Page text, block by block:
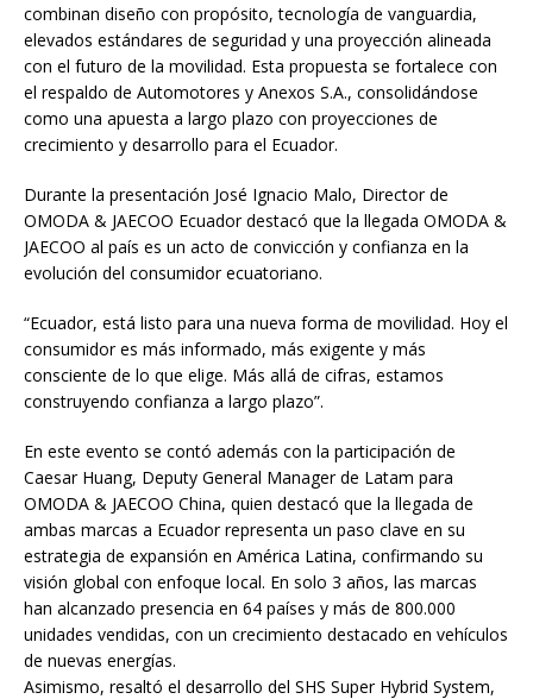
combinan diseño con propósito, tecnología de vanguardia,
elevados estándares de seguridad y una proyección alineada
con el futuro de la movilidad. Esta propuesta se fortalece con
el respaldo de Automotores y Anexos S.A., consolidándose
como una apuesta a largo plazo con proyecciones de
crecimiento y desarrollo para el Ecuador.
Durante la presentación José Ignacio Malo, Director de
OMODA & JAECOO Ecuador destacó que la llegada OMODA &
JAECOO al país es un acto de convicción y confianza en la
evolución del consumidor ecuatoriano.
“Ecuador, está listo para una nueva forma de movilidad. Hoy el
consumidor es más informado, más exigente y más
consciente de lo que elige. Más allá de cifras, estamos
construyendo confianza a largo plazo”.
En este evento se contó además con la participación de
Caesar Huang, Deputy General Manager de Latam para
OMODA & JAECOO China, quien destacó que la llegada de
ambas marcas a Ecuador representa un paso clave en su
estrategia de expansión en América Latina, confirmando su
visión global con enfoque local. En solo 3 años, las marcas
han alcanzado presencia en 64 países y más de 800.000
unidades vendidas, con un crecimiento destacado en vehículos
de nuevas energías.
Asimismo, resaltó el desarrollo del SHS Super Hybrid System,